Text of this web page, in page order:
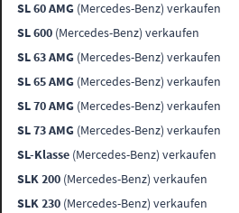
SL 60 AMG (Mercedes-Benz) verkaufen
SL 600 (Mercedes-Benz) verkaufen
SL 63 AMG (Mercedes-Benz) verkaufen
SL 65 AMG (Mercedes-Benz) verkaufen
SL 70 AMG (Mercedes-Benz) verkaufen
SL 73 AMG (Mercedes-Benz) verkaufen
SL-Klasse (Mercedes-Benz) verkaufen
SLK 200 (Mercedes-Benz) verkaufen
SLK 230 (Mercedes-Benz) verkaufen